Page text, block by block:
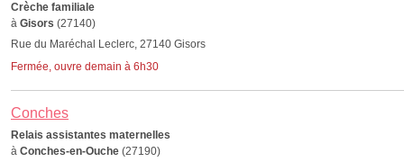
Crèche familiale
à Gisors (27140)
Rue du Maréchal Leclerc, 27140 Gisors
Fermée, ouvre demain à 6h30
Conches
Relais assistantes maternelles
à Conches-en-Ouche (27190)